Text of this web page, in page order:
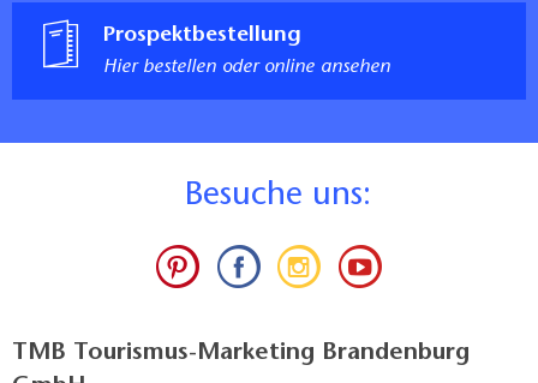
Prospektbestellung
Hier bestellen oder online ansehen
Besuche uns:
TMB Tourismus-Marketing Brandenburg